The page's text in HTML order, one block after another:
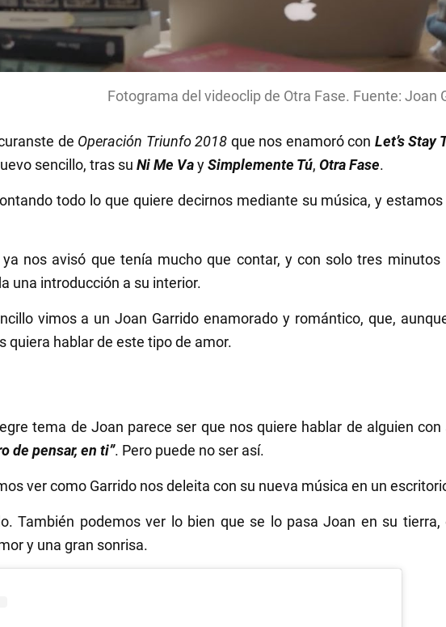
Fotograma del videoclip de Otra Fase. Fuente: Joan
de Operación Triunfo 2018 que nos enamoró con Let’s Stay
sencillo, tras su Ni Me VaySimplemente Tú, Otra Fase.
todo lo que quiere decirnos mediante su música, y
ya nos avisó que tenía mucho que contar, y con solo tres
una introducción a su interior.
vimos a un Joan Garrido enamorado y romántico, que,
quiera hablar de este tipo de amor.
tema de Joan parece ser que nos quiere hablar de alguien
de pensar, en ti”. Pero puede no ser así.
ver como Garrido nos deleita con su nueva música en un
También podemos ver lo bien que se lo pasa Joan en su
y una gran sonrisa.